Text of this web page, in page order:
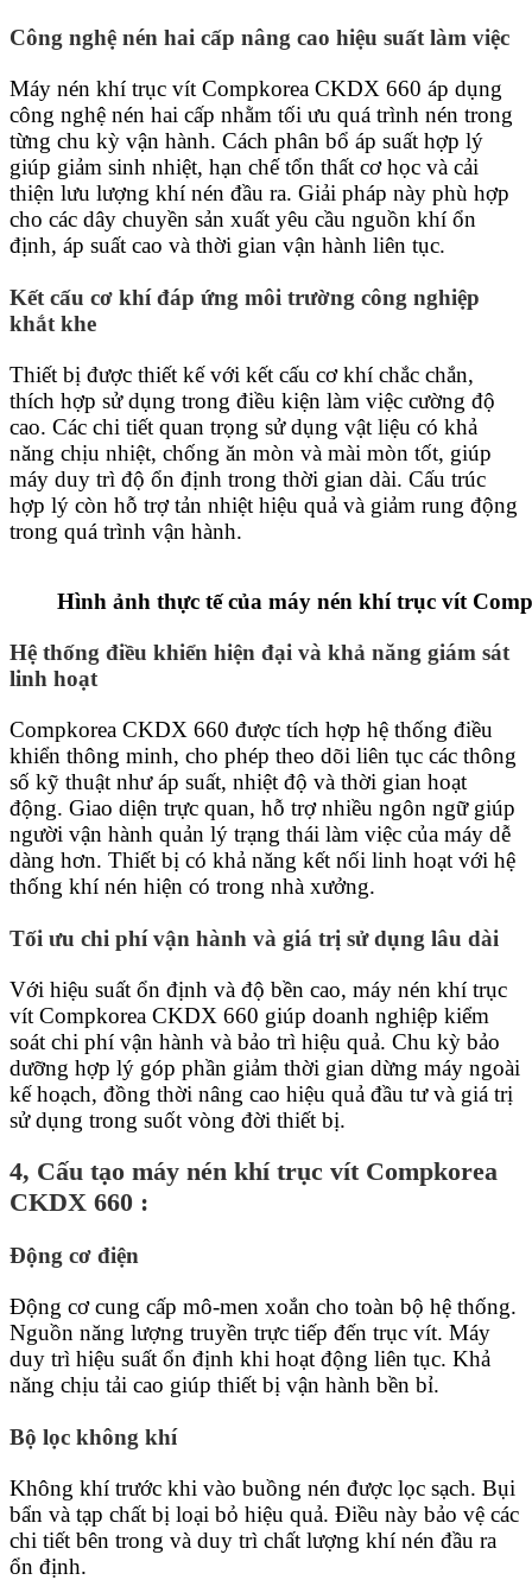
Công nghệ nén hai cấp nâng cao hiệu suất làm việc
Máy nén khí trục vít Compkorea CKDX 660 áp dụng
công nghệ nén hai cấp nhằm tối ưu quá trình nén trong
từng chu kỳ vận hành. Cách phân bổ áp suất hợp lý
giúp giảm sinh nhiệt, hạn chế tổn thất cơ học và cải
thiện lưu lượng khí nén đầu ra. Giải pháp này phù hợp
cho các dây chuyền sản xuất yêu cầu nguồn khí ổn
định, áp suất cao và thời gian vận hành liên tục.
Kết cấu cơ khí đáp ứng môi trường công nghiệp
khắt khe
Thiết bị được thiết kế với kết cấu cơ khí chắc chắn,
thích hợp sử dụng trong điều kiện làm việc cường độ
cao. Các chi tiết quan trọng sử dụng vật liệu có khả
năng chịu nhiệt, chống ăn mòn và mài mòn tốt, giúp
máy duy trì độ ổn định trong thời gian dài. Cấu trúc
hợp lý còn hỗ trợ tản nhiệt hiệu quả và giảm rung động
trong quá trình vận hành.
Hình ảnh thực tế của máy nén khí trục vít
Hệ thống điều khiển hiện đại và khả năng giám sát
linh hoạt
Compkorea CKDX 660 được tích hợp hệ thống điều
khiển thông minh, cho phép theo dõi liên tục các thông
số kỹ thuật như áp suất, nhiệt độ và thời gian hoạt
động. Giao diện trực quan, hỗ trợ nhiều ngôn ngữ giúp
người vận hành quản lý trạng thái làm việc của máy dễ
dàng hơn. Thiết bị có khả năng kết nối linh hoạt với hệ
thống khí nén hiện có trong nhà xưởng.
Tối ưu chi phí vận hành và giá trị sử dụng lâu dài
Với hiệu suất ổn định và độ bền cao, máy nén khí trục
vít Compkorea CKDX 660 giúp doanh nghiệp kiểm
soát chi phí vận hành và bảo trì hiệu quả. Chu kỳ bảo
dưỡng hợp lý góp phần giảm thời gian dừng máy ngoài
kế hoạch, đồng thời nâng cao hiệu quả đầu tư và giá trị
sử dụng trong suốt vòng đời thiết bị.
4, Cấu tạo máy nén khí trục vít Compkorea
CKDX 660 :
Động cơ điện
Động cơ cung cấp mô-men xoắn cho toàn bộ hệ thống.
Nguồn năng lượng truyền trực tiếp đến trục vít. Máy
duy trì hiệu suất ổn định khi hoạt động liên tục. Khả
năng chịu tải cao giúp thiết bị vận hành bền bỉ.
Bộ lọc không khí
Không khí trước khi vào buồng nén được lọc sạch. Bụi
bẩn và tạp chất bị loại bỏ hiệu quả. Điều này bảo vệ các
chi tiết bên trong và duy trì chất lượng khí nén đầu ra
ổn định.